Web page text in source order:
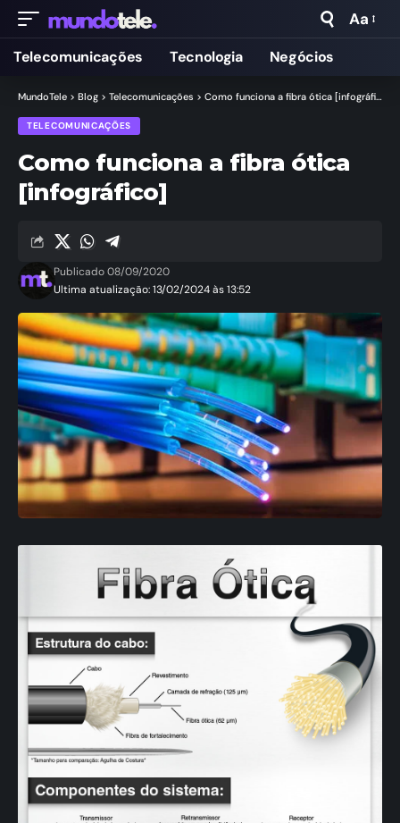
Aa
Telecomunicações Tecnologia Negócios
MundoTele > Blog > Telecomunicações > Como funciona a fibra ótica [infográfico]
TELECOMUNICAÇÕES
Como funciona a fibra ótica
[infográfico]
Ultima atualização: 13/02/2024 às 13:52
Publicado 08/09/2020